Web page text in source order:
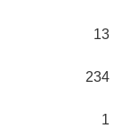
13
234
1